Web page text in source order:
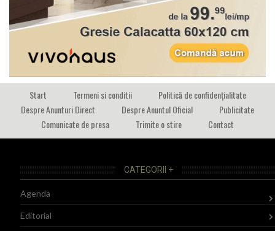
Start Termeni si conditii
Politică de confidențialitate
Despre Anunturi Direct
Despre Anuntul Oficial
Publicitate
Comunicate de presa
Trimite o stire Contact
CATEGORII +
Agenda
Editorial